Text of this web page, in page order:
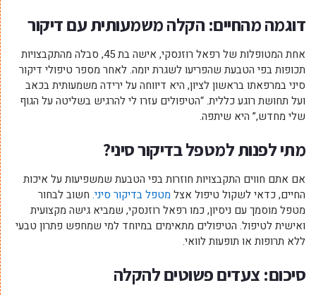
דוגמה מהחיים: הקלה משמעותית עם דיקור
אחת המטופלות של רפאל רוזנסקי, אישה בת 45, סבלה מהתקבצויות
תכופות בפי הטבעת שהפריעו לשגרת יומה. לאחר מספר טיפולי דיקור
סיני במרפאתו בראשון לציון, היא דיווחה על ירידה משמעותית בכאב
ועל תחושת רוגע כללית. “הטיפולים עזרו לי להרגיש בשליטה על הגוף
שלי מחדש,” היא שיתפה.
מתי לפנות למטפל בדיקור סיני?
אם אתם חווים התקבצויות חוזרות בפי הטבעת שמשפיעות על איכות
החיים, כדאי לשקול טיפול אצלמטפל בדיקור סיני. חשוב לבחור
מטפל מוסמך עם ניסיון, כמו רפאל רוזנסקי, שמביא גישה מקצועית
ואישית לטיפול. הטיפולים מתאימים במיוחד למי שמחפש פתרון טבעי
ללא תרופות או תופעות לוואי.
סיכום: צעדים פשוטים להקלה